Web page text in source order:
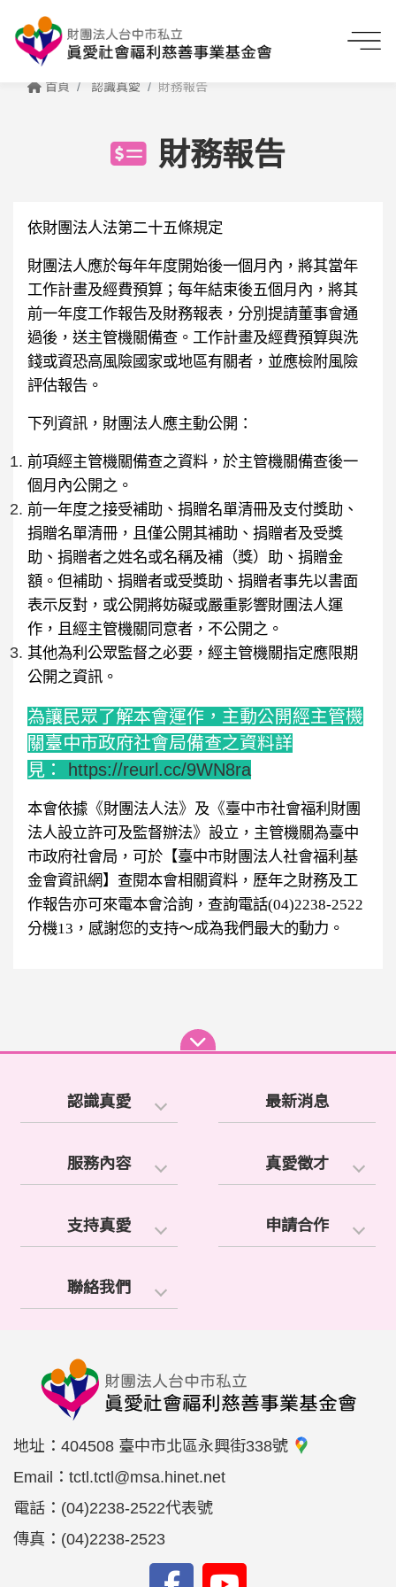
首頁 認識真愛 財務報告
財務報告
依財團法人法第二十五條規定
財團法人應於每年年度開始後一個月內，將其當年
工作計畫及經費預算；每年結束後五個月內，將其
前一年度工作報告及財務報表，分別提請董事會通
過後，送主管機關備查。工作計畫及經費預算與洗
錢或資恐高風險國家或地區有關者，並應檢附風險
評估報告。
下列資訊，財團法人應主動公開：
前項經主管機關備查之資料，於主管機關備查後一
個月內公開之。
前一年度之接受補助、捐贈名單清冊及支付獎助、
捐贈名單清冊，且僅公開其補助、捐贈者及受獎
助、捐贈者之姓名或名稱及補（獎）助、捐贈金
額。但補助、捐贈者或受獎助、捐贈者事先以書面
表示反對，或公開將妨礙或嚴重影響財團法人運
作，且經主管機關同意者，不公開之。
其他為利公眾監督之必要，經主管機關指定應限期
公開之資訊。
為讓民眾了解本會運作，主動公開經主管機
關臺中市政府社會局備查之資料詳
見：
https://reurl.cc/9WN8ra
本會依據 《財團法人法》 及 《臺中市社會福利財團
法人設立許可及監督辦法》 設立，主管機關為臺中
市政府社會局，可於【臺中市財團法人社會福利基
金會資訊網】查閱本會相關資料，歷年之財務及工
作報告亦可來電本會洽詢，查詢電話(04)2238-2522
分機13，感謝您的支持～成為我們最大的動力。
認識真愛 最新消息
服務內容 真愛徵才
支持真愛 申請合作
聯絡我們
地址： 404508 臺中市北區永興街338號
Email： tctl.tctl@msa.hinet.net
電話： (04)2238-2522代表號
傳真： (04)2238-2523